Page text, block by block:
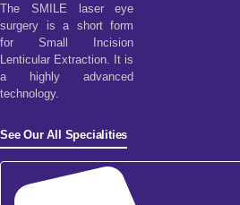
The SMILE laser eye
surgery is a short form
for Small Incision
Lenticular Extraction. It is
a highly advanced
technology.
See Our All Specialities